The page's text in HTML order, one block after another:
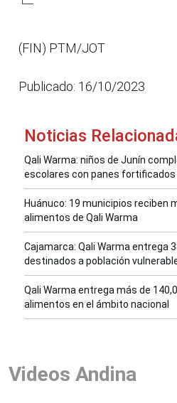
(FIN) PTM/JOT
Publicado: 16/10/2023
Noticias
Qali Warma: niños de Junín
escolares con panes fortificados
Huánuco: 19 municipios reciben
alimentos de Qali Warma
Cajamarca: Qali Warma entrega
destinados a población
Qali Warma entrega más de
alimentos en el ámbito nacional
Videos Andina